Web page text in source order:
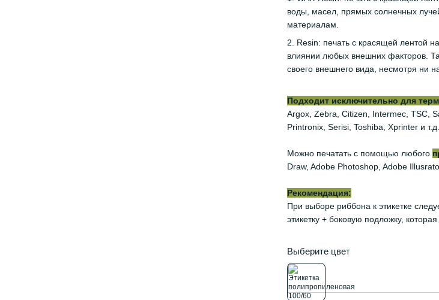
воды, масел, прямых солнечных
материалам.
2. Resin: печать с красящей лентой
влиянии любых внешних факторов.
своего внешнего вида, несмотря ни
Подходит исключительно для
Argox, Zebra, Citizen, Intermec, TSC,
Printronix, Serisi, Toshiba, Xprinter и т.д.
Можно печатать с помощью любого
Draw, Adobe Photoshop, Adobe
Рекомендация:
При выборе риббона к этикетке
этикетку + боковую подложку,
Выберите цвет